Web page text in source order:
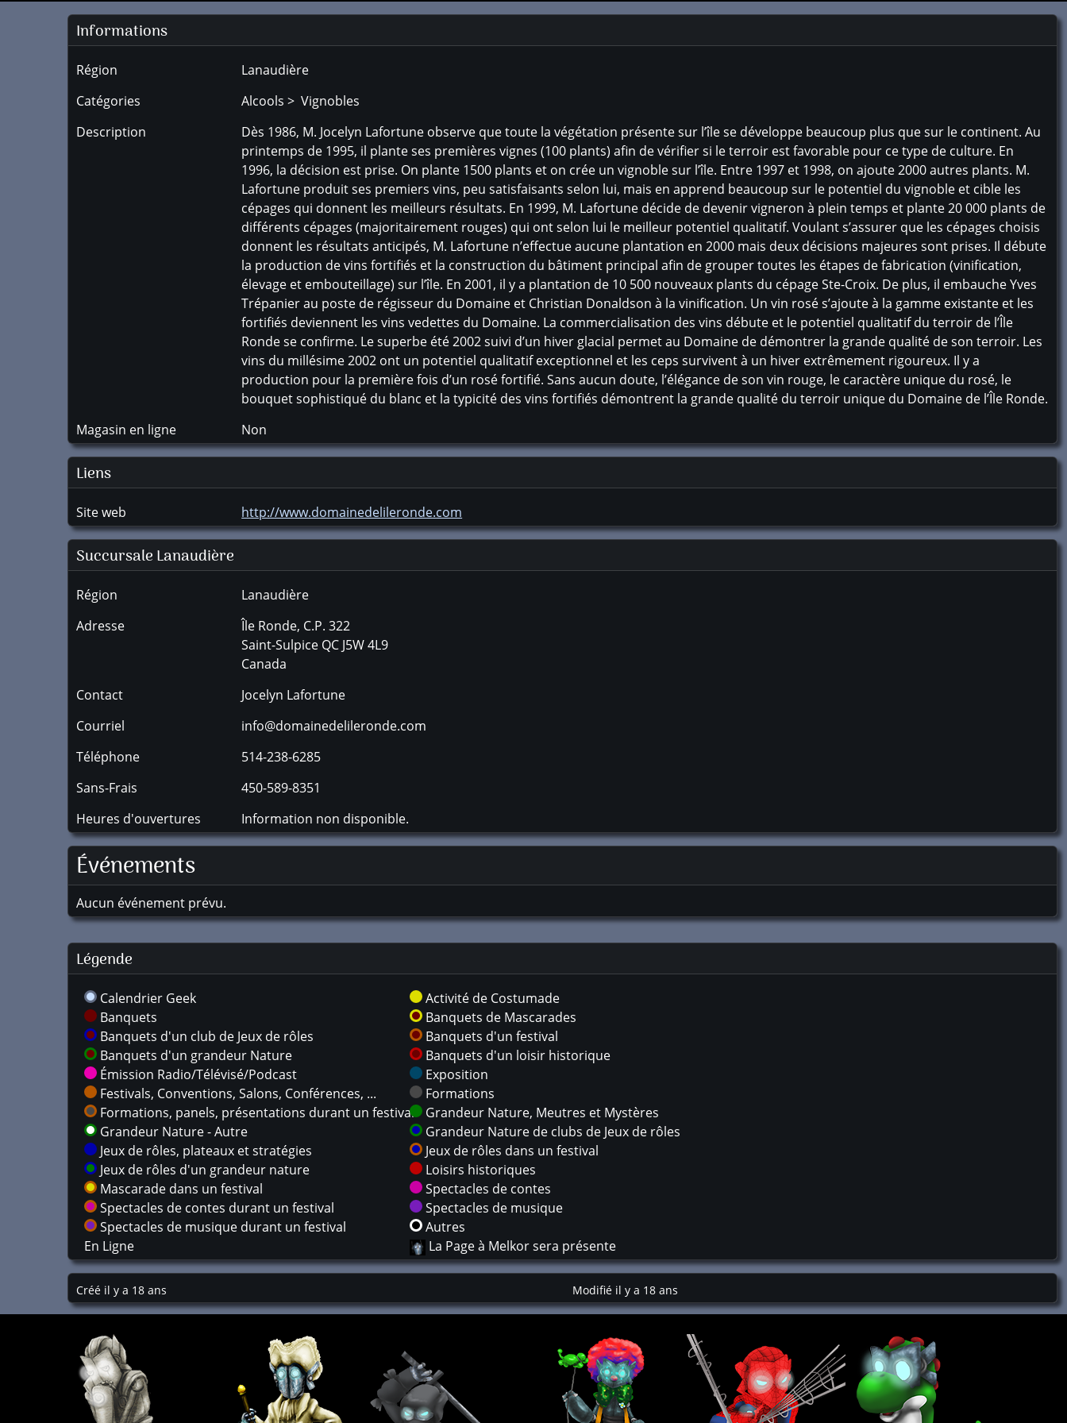
Informations
Région
Lanaudière
Catégories
Alcools > Vignobles
Description
Dès 1986, M. Jocelyn Lafortune observe que toute la végétation présente sur l’île se développe beaucoup plus que sur le continent. Au
printemps de 1995, il plante ses premières vignes (100 plants) afin de vérifier si le terroir est favorable pour ce type de culture. En
1996, la décision est prise. On plante 1500 plants et on crée un vignoble sur l’île. Entre 1997 et 1998, on ajoute 2000 autres plants. M.
Lafortune produit ses premiers vins, peu satisfaisants selon lui, mais en apprend beaucoup sur le potentiel du vignoble et cible les
cépages qui donnent les meilleurs résultats. En 1999, M. Lafortune décide de devenir vigneron à plein temps et plante 20 000 plants de
différents cépages (majoritairement rouges) qui ont selon lui le meilleur potentiel qualitatif. Voulant s’assurer que les cépages choisis
donnent les résultats anticipés, M. Lafortune n’effectue aucune plantation en 2000 mais deux décisions majeures sont prises. Il débute
la production de vins fortifiés et la construction du bâtiment principal afin de grouper toutes les étapes de fabrication (vinification,
élevage et embouteillage) sur l’île. En 2001, il y a plantation de 10 500 nouveaux plants du cépage Ste-Croix. De plus, il embauche Yves
Trépanier au poste de régisseur du Domaine et Christian Donaldson à la vinification. Un vin rosé s’ajoute à la gamme existante et les
fortifiés deviennent les vins vedettes du Domaine. La commercialisation des vins débute et le potentiel qualitatif du terroir de l’Île
Ronde se confirme. Le superbe été 2002 suivi d’un hiver glacial permet au Domaine de démontrer la grande qualité de son terroir. Les
vins du millésime 2002 ont un potentiel qualitatif exceptionnel et les ceps survivent à un hiver extrêmement rigoureux. Il y a
production pour la première fois d’un rosé fortifié. Sans aucun doute, l’élégance de son vin rouge, le caractère unique du rosé, le
bouquet sophistiqué du blanc et la typicité des vins fortifiés démontrent la grande qualité du terroir unique du Domaine de l’Île Ronde.
Magasin en ligne
Non
Liens
Site web http://www.domainedelileronde.com
SuccursaleLanaudière
Région
Lanaudière
Adresse
Île Ronde, C.P. 322
Saint-Sulpice QC J5W 4L9
Canada
Contact
Jocelyn Lafortune
Courriel
info@domainedelileronde.com
Téléphone
514-238-6285
Sans-Frais
450-589-8351
Heures d'ouvertures
Information non disponible.
Événements
Aucun événement prévu.
Légende
Calendrier Geek
Activité de Costumade
Banquets
Banquets de Mascarades
Banquets d'un club de Jeux de rôles
Banquets d'un festival
Banquets d'un grandeur Nature
Banquets d'un loisir historique
Émission Radio/Télévisé/Podcast
Exposition
Festivals, Conventions, Salons, Conférences, ...
Formations
Formations, panels, présentations durant un festival
Grandeur Nature, Meutres et Mystères
Grandeur Nature - Autre
Grandeur Nature de clubs de Jeux de rôles
Jeux de rôles, plateaux et stratégies
Jeux de rôles dans un festival
Jeux de rôles d'un grandeur nature
Loisirs historiques
Mascarade dans un festival
Spectacles de contes
Spectacles de contes durant un festival
Spectacles de musique
Spectacles de musique durant un festival
Autres
En Ligne
La Page à Melkor sera présente
Créé il y a 18 ans Modifié il y a 18 ans